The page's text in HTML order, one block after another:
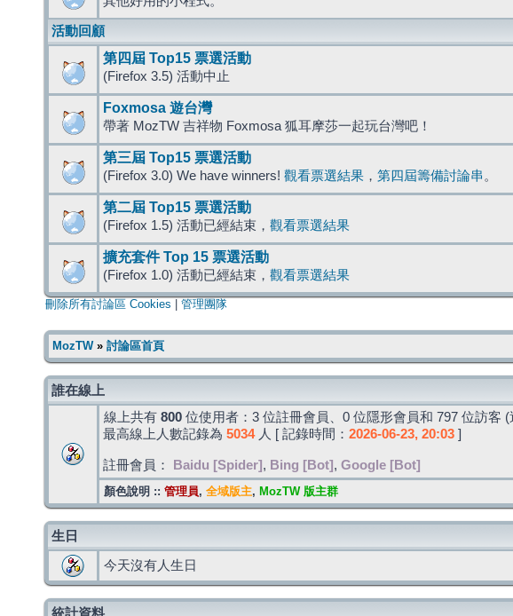
活動回顧
第四屆 Top15 票選活動
(Firefox 3.5) 活動中止
Foxmosa 遊台灣
帶著 MozTW 吉祥物 Foxmosa 狐耳摩莎一起玩台灣吧！
第三屆 Top15 票選活動
(Firefox 3.0) We have winners! 觀看票選結果 ， 第四屆籌備討論串 。
第二屆 Top15 票選活動
(Firefox 1.5) 活動已經結束， 觀看票選結果
擴充套件 Top 15 票選活動
(Firefox 1.0) 活動已經結束， 觀看票選結果
刪除所有討論區 Cookies 管理團隊
MozTW» 討論區首頁
誰在線上
線上共有 800 位使用者：3 位註冊會員、0 位隱形會員和 797 位訪客
最高線上人數記錄為 5034人 [ 記錄時間： 2026-06-23, 20:03 ]
註冊會員： Baidu [Spider] , Bing [Bot] , Google [Bot]
顏色說明 :: 管理員, 全域版主, MozTW 版主群
生日
今天沒有人生日